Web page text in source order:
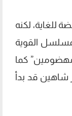
للغاية، لكنه
القوية
كما
شاهين قد بدأ